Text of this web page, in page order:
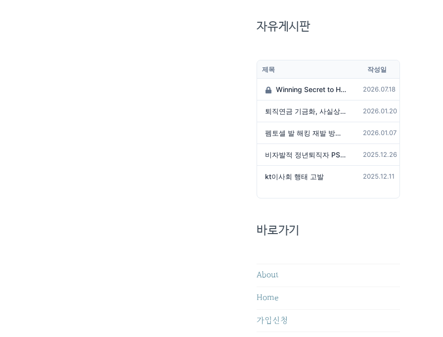
자유게시판
제목 작성일
Winning Secret to Hit the Jackpot! 2026.07.18
퇴직연금 기금화, 사실상 국가가 관리하겠다는 것인가? 2026.01.20
펨토셀 발 해킹 재발 방지 위해서는 2026.01.07
비자발적 정년퇴직자 PS성과급 미지급은 임금체불 아닌가? 2025.12.26
kt이사회 행태 고발 2025.12.11
바로가기
About
Home
가입신청